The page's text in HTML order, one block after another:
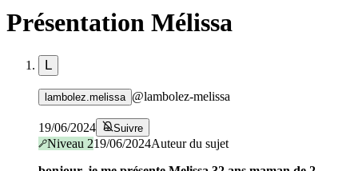
Présentation Mélissa
L
lambolez.melissa @lambolez-melissa
19/06/2024 Suivre
Niveau 219/06/2024Auteur du sujet